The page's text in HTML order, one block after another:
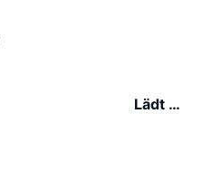
Lädt …